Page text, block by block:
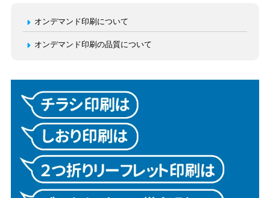
オンデマンド印刷について
オンデマンド印刷の品質について